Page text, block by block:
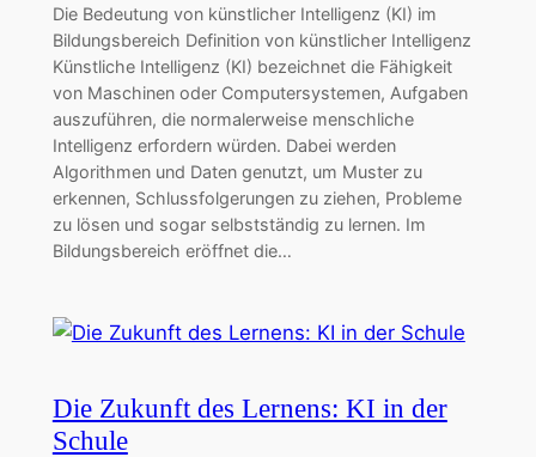
Die Bedeutung von künstlicher Intelligenz (KI) im
Bildungsbereich Definition von künstlicher Intelligenz
Künstliche Intelligenz (KI) bezeichnet die Fähigkeit
von Maschinen oder Computersystemen, Aufgaben
auszuführen, die normalerweise menschliche
Intelligenz erfordern würden. Dabei werden
Algorithmen und Daten genutzt, um Muster zu
erkennen, Schlussfolgerungen zu ziehen, Probleme
zu lösen und sogar selbstständig zu lernen. Im
Bildungsbereich eröffnet die…
Die Zukunft des Lernens: KI in der
Schule